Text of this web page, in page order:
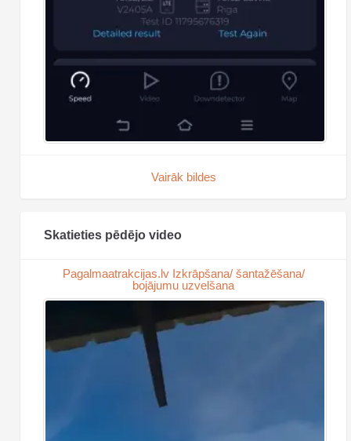
Vairāk bildes
Skatieties pēdējo video
Pagalmaatrakcijas.lv Izkrāpšana/ šantažēšana/
bojājumu uzvelšana